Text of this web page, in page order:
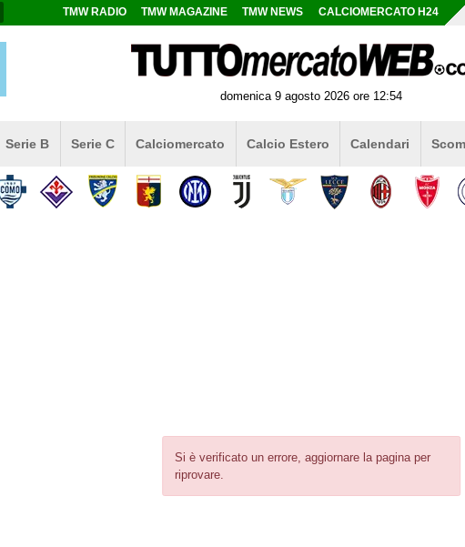
Si è verificato un errore, aggiornare la pagina per
riprovare.
TMW RADIO TMW MAGAZINE TMW NEWS CALCIOMERCATO H24
domenica 9 agosto 2026 ore 12:54
Serie B Serie C Calciomercato Calcio Estero Calendari